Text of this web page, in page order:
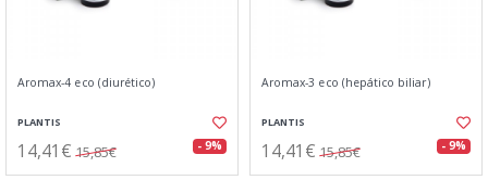
Aromax-4 eco (diurético)
PLANTIS
14,41€ 15,85€ - 9%
Aromax-3 eco (hepático biliar)
PLANTIS
14,41€ 15,85€ - 9%